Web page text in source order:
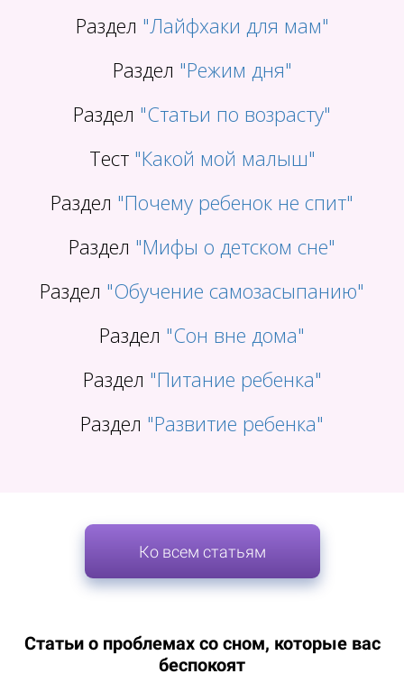
Раздел "Лайфхаки для мам"
Раздел "Режим дня"
Раздел "Статьи по возрасту"
Тест "Какой мой малыш"
Раздел "Почему ребенок не спит"
Раздел "Мифы о детском сне"
Раздел "Обучение самозасыпанию"
Раздел "Сон вне дома"
Раздел "Питание ребенка"
Раздел "Развитие ребенка"
Ко всем статьям
Статьи о проблемах со сном, которые вас
беспокоят